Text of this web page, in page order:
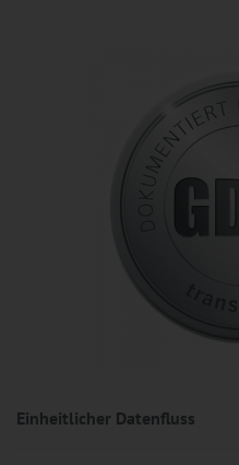
Einheitlicher Datenfluss